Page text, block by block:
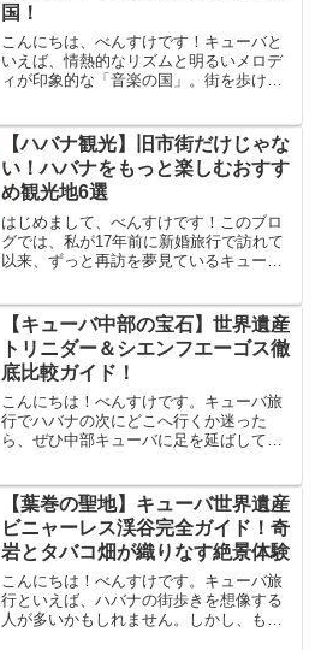
国！
こんにちは、べんすけです！キューバと
いえば、情熱的なリズムと明るいメロデ
ィが印象的な「音楽の国」。街を歩けば
ンスが始まります。キューバ音楽の不思
議なところって、僕のよう...
【ハバナ観光】旧市街だけじゃな
い！ハバナをもっと楽しむおすす
め観光地6選
はじめまして、べんすけです！このブロ
グでは、私が17年前に新婚旅行で訪れて
以来、ずっと再訪を夢見ているキューバ
ちたハバナ旧市街は、旅のハイライトで
す。もし旧市街をまだご...
【キューバ中部の宝石】世界遺産
トリニダー＆シエンフエーゴス徹
底比較ガイド！
こんにちは！べんすけです。キューバ旅
行でハバナの次にどこへ行くか迷った
ら、ぜひ中部キューバに足を延ばしてみ
ります。石畳に馬車の音が響く「ノスタ
ルジーの街トリニダー」と...
【葉巻の聖地】キューバ世界遺産
ビニャーレス渓谷完全ガイド！奇
岩とタバコ畑が織りなす絶景体験
こんにちは！べんすけです。キューバ旅
行といえば、ハバナの街歩きを想像する
人が多いかもしれません。しかし、もし